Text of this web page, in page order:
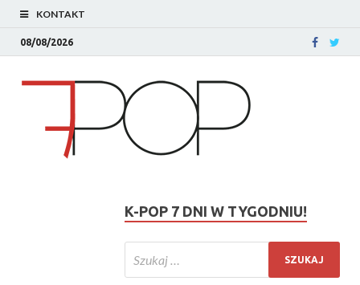
KONTAKT
08/08/2026
K-POP 7 DNI W TYGODNIU!